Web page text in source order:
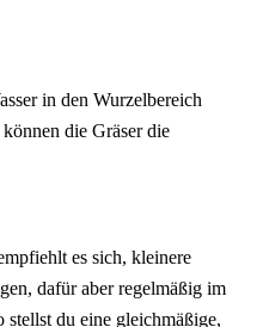
in den Wurzelbereich
die Gräser die
es sich, kleinere
dafür aber regelmäßig im
du eine gleichmäßige,